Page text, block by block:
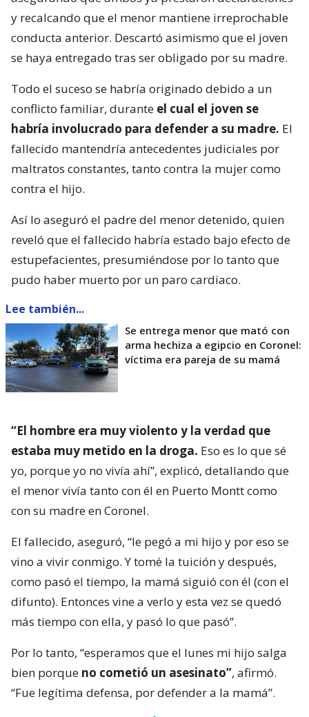
y recalcando que el menor mantiene irreprochable
conducta anterior. Descartó asimismo que el joven
se haya entregado tras ser obligado por su madre.
Todo el suceso se habría originado debido a un
conflicto familiar, durante el cual el joven se
habría involucrado para defender a su madre. El
fallecido mantendría antecedentes judiciales por
maltratos constantes, tanto contra la mujer como
contra el hijo.
Así lo aseguró el padre del menor detenido, quien
reveló que el fallecido habría estado bajo efecto de
estupefacientes, presumiéndose por lo tanto que
pudo haber muerto por un paro cardiaco.
Lee también...
Se entrega menor que mató con
arma hechiza a egipcio en Coronel:
víctima era pareja de su mamá
“El hombre era muy violento y la verdad que
estaba muy metido en la droga. Eso es lo que sé
yo, porque yo no vivía ahí”, explicó, detallando que
el menor vivía tanto con él en Puerto Montt como
con su madre en Coronel.
El fallecido, aseguró, “le pegó a mi hijo y por eso se
vino a vivir conmigo. Y tomé la tuición y después,
como pasó el tiempo, la mamá siguió con él (con el
difunto). Entonces vine a verlo y esta vez se quedó
más tiempo con ella, y pasó lo que pasó”.
Por lo tanto, “esperamos que el lunes mi hijo salga
bien porque no cometió un asesinato”, afirmó.
“Fue legítima defensa, por defender a la mamá”.